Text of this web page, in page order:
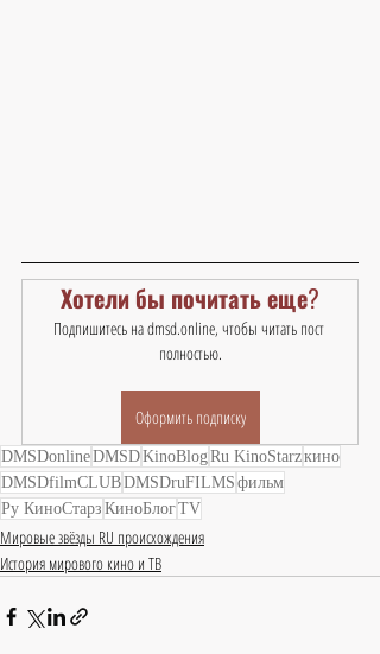
Хотели бы почитать еще?
Подпишитесь на dmsd.online, чтобы читать пост
полностью.
Оформить подписку
DMSDonlineDMSDKinoBlogRu KinoStarzкино
DMSDfilmCLUBDMSDruFILMS фильм
Ру КиноСтарз КиноБлогTV
Мировые звёзды RU происхождения
История мирового кино и ТВ